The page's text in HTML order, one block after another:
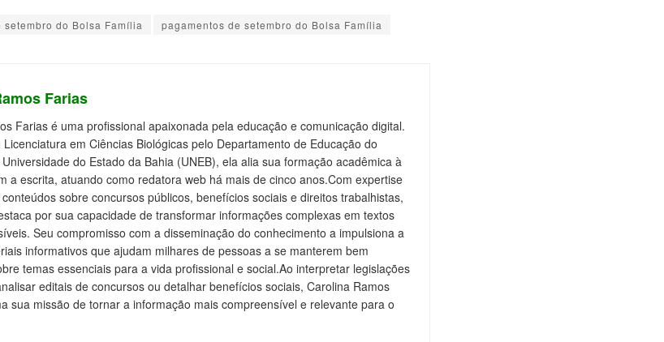
do Bolsa Família pagamentos de setembro do Bolsa Família
Farias
Farias é uma profissional apaixonada pela educação e comunicação digital.
em Ciências Biológicas pelo Departamento de Educação do
do Estado da Bahia (UNEB), ela alia sua formação acadêmica à
a escrita, atuando como redatora web há mais de cinco anos.Com expertise
sobre concursos públicos, benefícios sociais e direitos trabalhistas,
por sua capacidade de transformar informações complexas em textos
Seu compromisso com a disseminação do conhecimento a impulsiona a
informativos que ajudam milhares de pessoas a se manterem bem
temas essenciais para a vida profissional e social.Ao interpretar legislações
editais de concursos ou detalhar benefícios sociais, Carolina Ramos
sua missão de tornar a informação mais compreensível e relevante para o